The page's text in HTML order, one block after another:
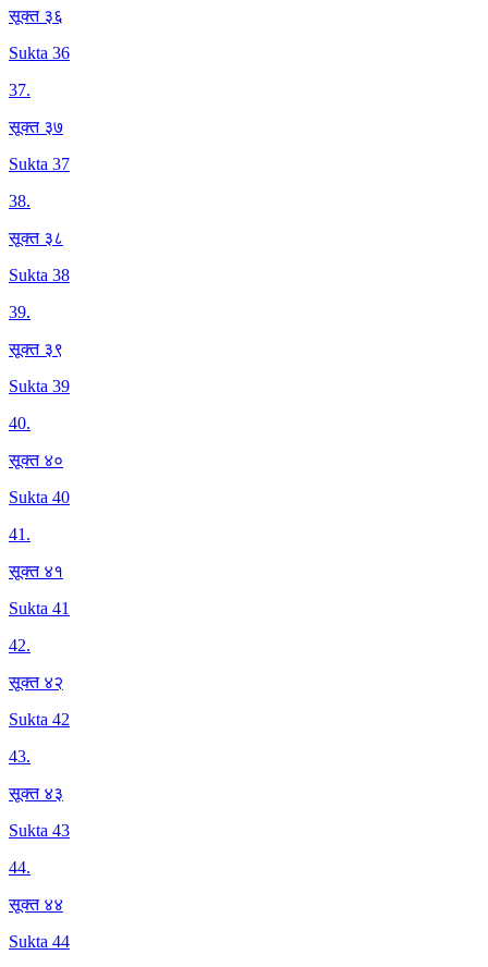
सूक्त ३६
Sukta 36
37.
सूक्त ३७
Sukta 37
38.
सूक्त ३८
Sukta 38
39.
सूक्त ३९
Sukta 39
40.
सूक्त ४०
Sukta 40
41.
सूक्त ४१
Sukta 41
42.
सूक्त ४२
Sukta 42
43.
सूक्त ४३
Sukta 43
44.
सूक्त ४४
Sukta 44